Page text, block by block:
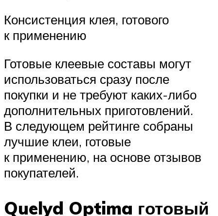
Консистенция клея, готового
к применению
Готовые клеевые составы могут
использоваться сразу после
покупки и не требуют каких-либо
дополнительных приготовлений.
В следующем рейтинге собраны
лучшие клеи, готовые
к применению, на основе отзывов
покупателей.
Quelyd Optima готовый